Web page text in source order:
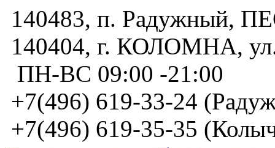
140483, п. Радужный,
140404, г. КОЛОМНА,
ПН-ВС 09:00 -21:00
+7(496) 619-33-24
+7(496) 619-35-35